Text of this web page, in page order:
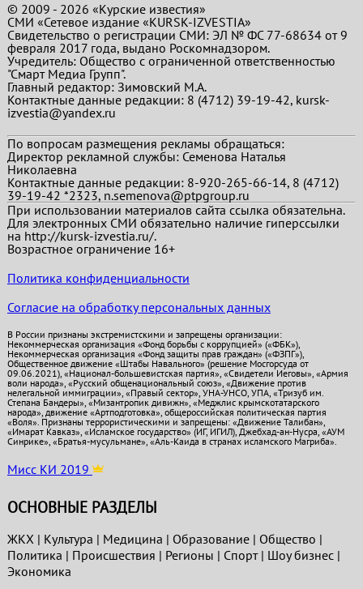
© 2009 - 2026 «Курские известия»
СМИ «Сетевое издание «KURSK-IZVESTIA»
Свидетельство о регистрации СМИ: ЭЛ № ФС 77-68634 от 9
февраля 2017 года, выдано Роскомнадзором.
Учредитель: Общество с ограниченной ответственностью
"Смарт Медиа Групп".
Главный редактор:Зимовский М.А.
Контактные данные редакции: 8 (4712) 39-19-42, kursk-
izvestia@yandex.ru
По вопросам размещения рекламы обращаться:
Директор рекламной службы: Семенова Наталья
Николаевна
Контактные данные редакции: 8-920-265-66-14, 8 (4712)
39-19-42 *2323, n.semenova@ptpgroup.ru
При использовании материалов сайта ссылка обязательна.
Для электронных СМИ обязательно наличие гиперссылки
на http://kursk-izvestia.ru/.
Возрастное ограничение 16+
Политика конфиденциальности
Согласие на обработку персональных данных
В России признаны экстремистскими и запрещены организации:
Некоммерческая организация «Фонд борьбы с коррупцией» («ФБК»),
Некоммерческая организация «Фонд защиты прав граждан» («ФЗПГ»),
Общественное движение «Штабы Навального» (решение Мосгорсуда от
09.06.2021), «Национал-большевистская партия», «Свидетели Иеговы», «Армия
воли народа», «Русский общенациональный союз», «Движение против
нелегальной иммиграции», «Правый сектор», УНА-УНСО, УПА, «Тризуб им.
Степана Бандеры», «Мизантропик дивижн», «Меджлис крымскотатарского
народа», движение «Артподготовка», общероссийская политическая партия
«Воля». Признаны террористическими и запрещены: «Движение Талибан»,
«Имарат Кавказ», «Исламское государство» (ИГ, ИГИЛ), Джебхад-ан-Нусра, «АУМ
Синрике», «Братья-мусульмане», «Аль-Каида в странах исламского Магриба».
Мисс КИ 2019
ОСНОВНЫЕ РАЗДЕЛЫ
ЖКХ| Культура | Медицина | Образование| Общество |
Политика | Проиcшествия | Регионы | Спорт| Шоу бизнес|
Экономика